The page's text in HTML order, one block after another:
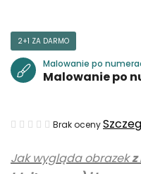
Jak wygląda obrazek
2+1 ZA DARMO
Malowanie po
Malowanie po
Średnia
produktu
Brak oceny